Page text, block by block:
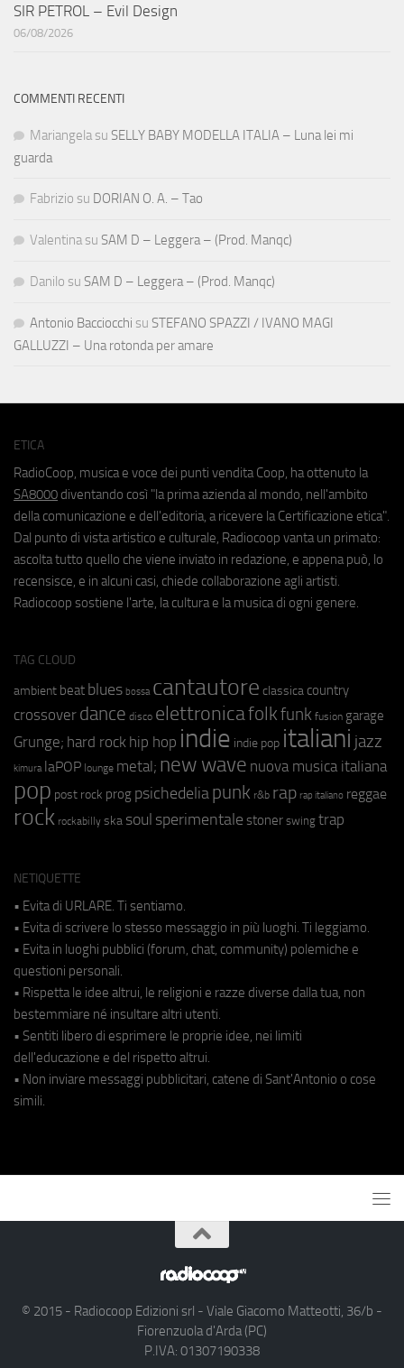
SIR PETROL – Evil Design
06/08/2026
COMMENTI RECENTI
Mariangela su SELLY BABY MODELLA ITALIA – Luna lei mi
guarda
Fabrizio su DORIAN O. A. – Tao
Valentina su SAM D – Leggera – (Prod. Manqc)
Danilo su SAM D – Leggera – (Prod. Manqc)
Antonio Bacciocchi su STEFANO SPAZZI / IVANO MAGI
GALLUZZI – Una rotonda per amare
ETICA
RadioCoop, musica e voce dei punti vendita Coop, ha ottenuto la
SA8000 diventando così "la prima azienda al mondo, nell'ambito
della comunicazione e dell'editoria, a ricevere la Certificazione etica".
Dal punto di vista artistico e culturale, Radiocoop vanta un primato:
ascolta tutto quello che viene inviato in redazione, e appena può, lo
recensisce, e in alcuni casi, chiede collaborazione agli artisti.
Radiocoop sostiene l'arte, la cultura e la musica di ogni genere.
TAG CLOUD
ambient beat blues bossa cantautore classica country
crossover dance disco elettronicafolkfunk fusion garage
Grunge; hard rock hip hop indie indie pop italiani jazz
kimura laPOP lounge metal; new wave nuova musica italiana
pop post rock prog psichedeliapunk r&b rap rap italiano reggae
rock rockabilly ska soul sperimentale stoner swing trap
NETIQUETTE
• Evita di URLARE. Ti sentiamo.
• Evita di scrivere lo stesso messaggio in più luoghi. Ti leggiamo.
• Evita in luoghi pubblici (forum, chat, community) polemiche e
questioni personali.
• Rispetta le idee altrui, le religioni e razze diverse dalla tua, non
bestemmiare né insultare altri utenti.
• Sentiti libero di esprimere le proprie idee, nei limiti
dell'educazione e del rispetto altrui.
• Non inviare messaggi pubblicitari, catene di Sant'Antonio o cose
simili.
© 2015 - Radiocoop Edizioni srl - Viale Giacomo Matteotti, 36/b -
Fiorenzuola d'Arda (PC)
P.IVA: 01307190338